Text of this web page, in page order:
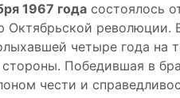
1967 года состоялось
Октябрьской революции.
четыре года на
Победившая в
чести и